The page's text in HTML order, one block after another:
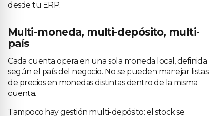
desde tu ERP.
Multi-moneda, multi-depósito, multi-
país
Cada cuenta opera en una sola moneda local, definida
según el país del negocio. No se pueden manejar listas
de precios en monedas distintas dentro de la misma
cuenta.
Tampoco hay gestión multi-depósito: el stock se